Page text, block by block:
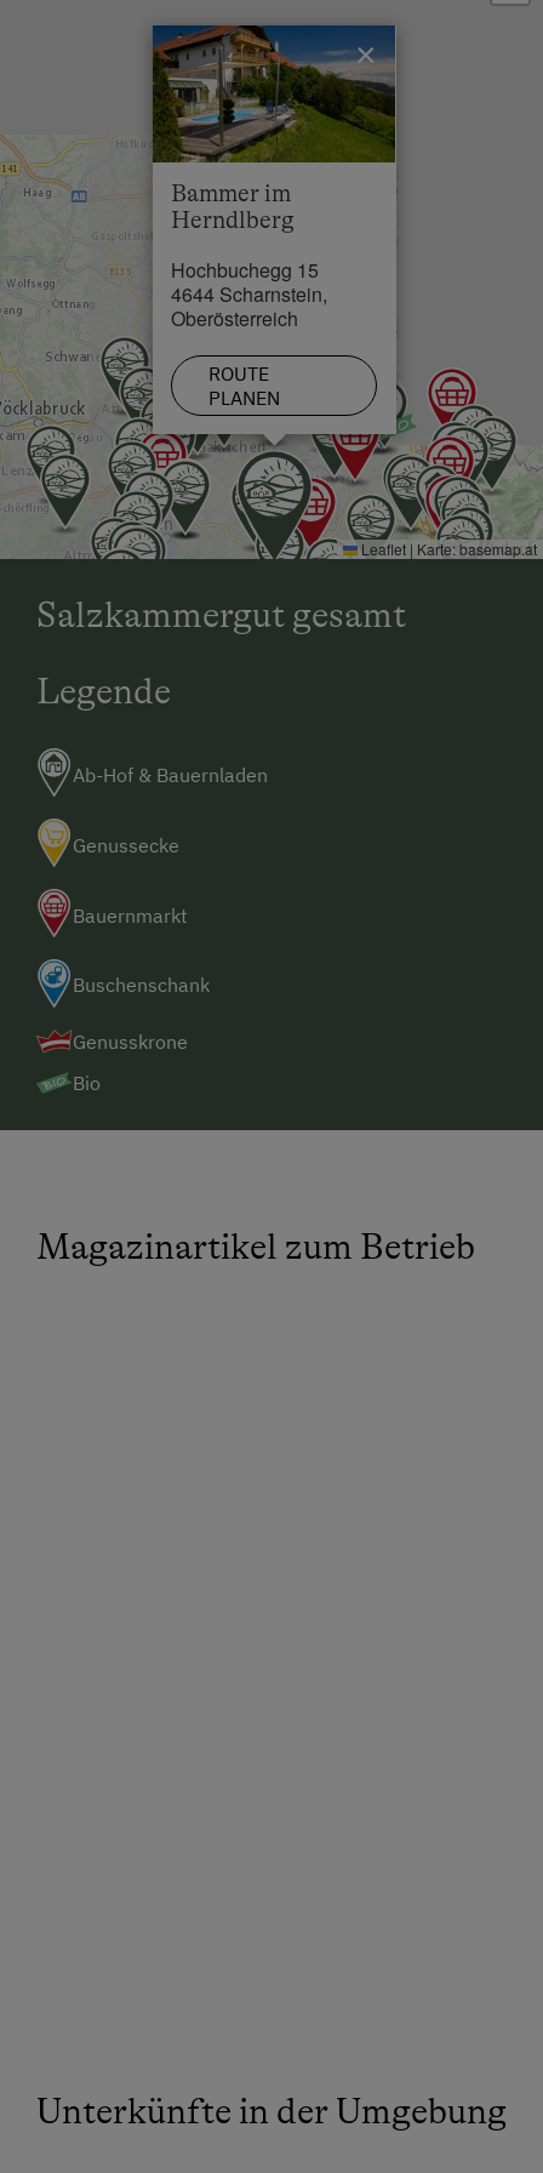
Ortszentrum in 3 km
Restaurant in 1.5 km
Schwimmbad in 4 km
See / Teich in 7 km
Skilift in 12 km
Loipe in 1 km
Bammer im
Herndlberg
Hochbuchegg 15
4644 Scharnstein,
Oberösterreich
ROUTE
PLANEN
×
Leaflet | Karte:basemap.at
Salzkammergut gesamt
Legende
Ab-Hof & Bauernladen
Genussecke
Bauernmarkt
Buschenschank
Genusskrone
Bio
Magazinartikel zum Betrieb
Unterkünfte in der Umgebung